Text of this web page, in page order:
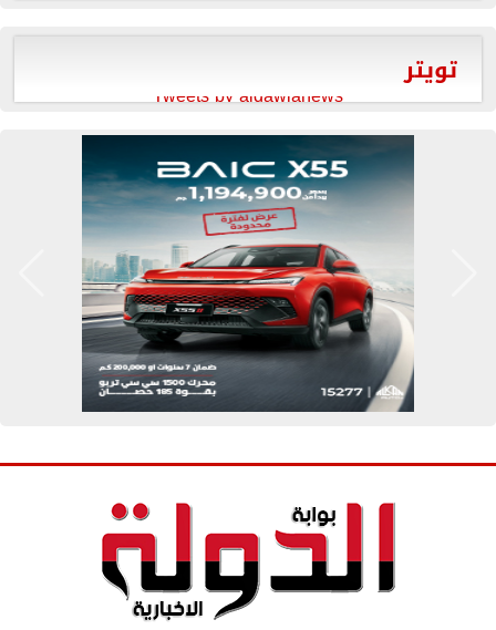
تويتر
Tweets by aldawlanews